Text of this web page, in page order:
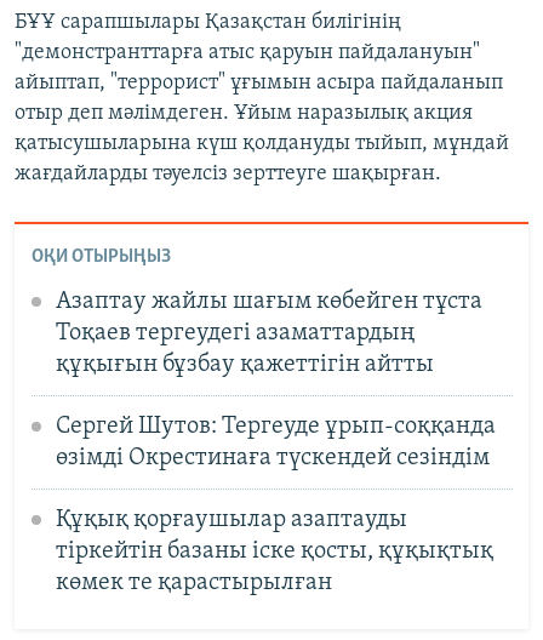
БҰҰ сарапшылары Қазақстан билігінің
"демонстранттарға атыс қаруын пайдалануын"
айыптап, "террорист" ұғымын асыра пайдаланып
отыр деп мәлімдеген. Ұйым наразылық акция
қатысушыларына күш қолдануды тыйып, мұндай
жағдайларды тәуелсіз зерттеуге шақырған.
ОҚИ ОТЫРЫҢЫЗ
Азаптау жайлы шағым көбейген тұста
Тоқаев тергеудегі азаматтардың
құқығын бұзбау қажеттігін айтты
Сергей Шутов: Тергеуде ұрып-соққанда
өзімді Окрестинаға түскендей сезіндім
Құқық қорғаушылар азаптауды
тіркейтін базаны іске қосты, құқықтық
көмек те қарастырылған